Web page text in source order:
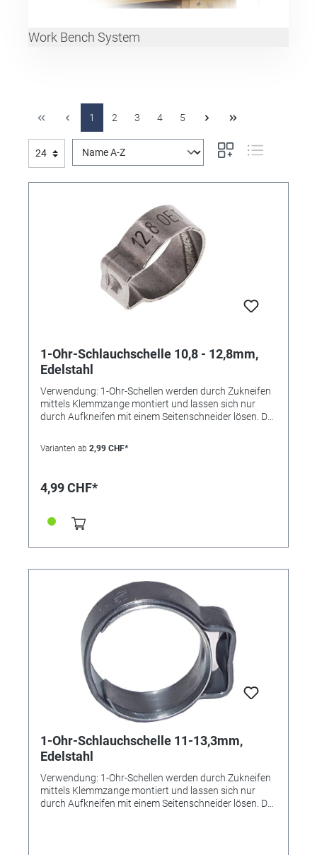
Work Bench System
1 2 3 4 5
1-Ohr-Schlauchschelle 10,8 - 12,8mm,
Edelstahl
Verwendung: 1-Ohr-Schellen werden durch Zukneifen
mittels Klemmzange montiert und lassen sich nur
durch Aufkneifen mit einem Seitenschneider lösen. Der
Abbindung und findet bevorzugt bei der Montage von
weichen und empfindlichen oder sehr steifen
wiederverwendbar. Vorteile: •kleine Bauweise, •"federt"
selbst nach, •keine überstehenden Gewindezungen
Varianten ab 2,99 CHF*
4,99 CHF*
1-Ohr-Schlauchschelle 11-13,3mm,
Edelstahl
Verwendung: 1-Ohr-Schellen werden durch Zukneifen
mittels Klemmzange montiert und lassen sich nur
durch Aufkneifen mit einem Seitenschneider lösen. Der